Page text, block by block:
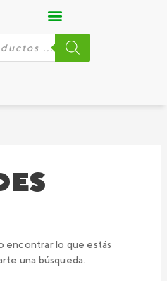
encontrar lo que estás
una búsqueda.